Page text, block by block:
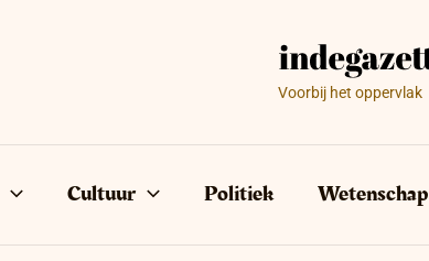
Voorbij het oppervlak
Cultuur Politiek Wetenschap